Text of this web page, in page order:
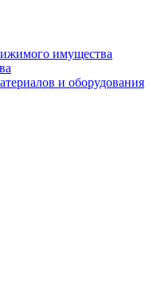
имущества
и оборудования